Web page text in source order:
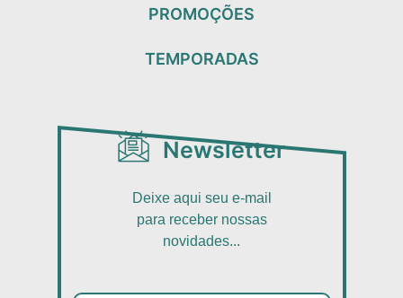
PROMOÇÕES
TEMPORADAS
Newsletter
Deixe aqui seu e-mail
para receber nossas
novidades...